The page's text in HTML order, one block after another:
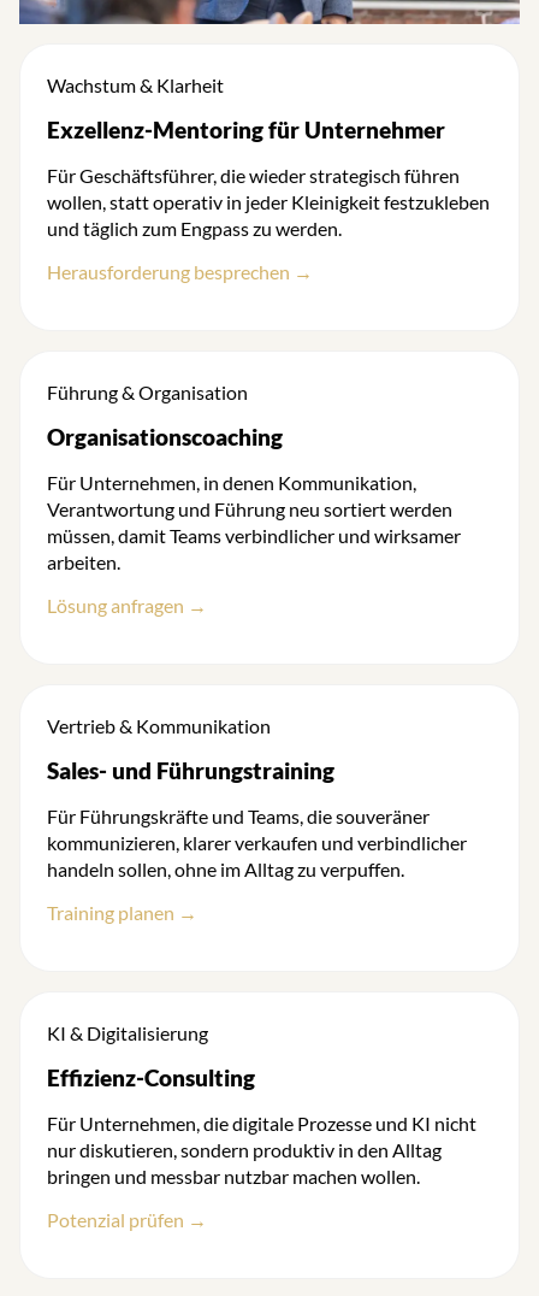
Wachstum & Klarheit
Exzellenz-Mentoring für Unternehmer
Für Geschäftsführer, die wieder strategisch führen
wollen, statt operativ in jeder Kleinigkeit festzukleben
und täglich zum Engpass zu werden.
Herausforderung besprechen →
Führung & Organisation
Organisationscoaching
Für Unternehmen, in denen Kommunikation,
Verantwortung und Führung neu sortiert werden
müssen, damit Teams verbindlicher und wirksamer
arbeiten.
Lösung anfragen →
Vertrieb & Kommunikation
Sales- und Führungstraining
Für Führungskräfte und Teams, die souveräner
kommunizieren, klarer verkaufen und verbindlicher
handeln sollen, ohne im Alltag zu verpuffen.
Training planen →
KI & Digitalisierung
Effizienz-Consulting
Für Unternehmen, die digitale Prozesse und KI nicht
nur diskutieren, sondern produktiv in den Alltag
bringen und messbar nutzbar machen wollen.
Potenzial prüfen →